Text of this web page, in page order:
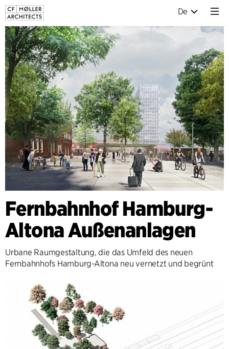
De
Fernbahnhof Hamburg-
Altona Außenanlagen
Urbane Raumgestaltung, die das Umfeld des neuen
Fernbahnhofs Hamburg-Altona neu vernetzt und begrünt